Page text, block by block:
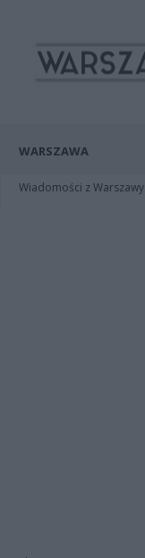
WARSZAWA
Wiadomości z Warszawy